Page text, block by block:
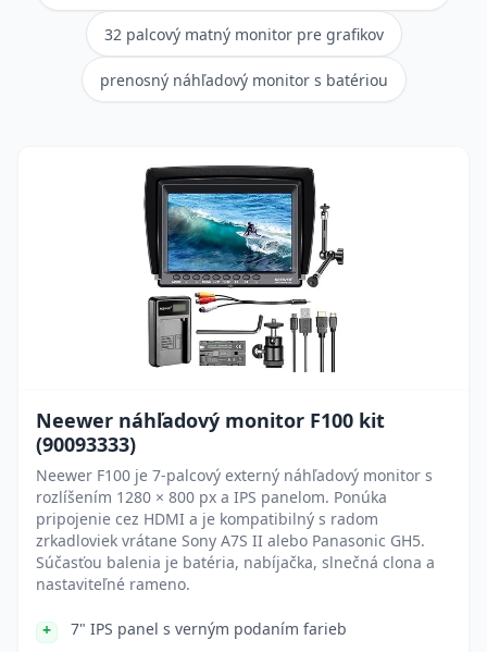
32 palcový matný monitor pre grafikov
prenosný náhľadový monitor s batériou
Neewer náhľadový monitor F100 kit
(90093333)
Neewer F100 je 7-palcový externý náhľadový monitor s
rozlíšením 1280 × 800 px a IPS panelom. Ponúka
pripojenie cez HDMI a je kompatibilný s radom
zrkadloviek vrátane Sony A7S II alebo Panasonic GH5.
Súčasťou balenia je batéria, nabíjačka, slnečná clona a
nastaviteľné rameno.
7" IPS panel s verným podaním farieb